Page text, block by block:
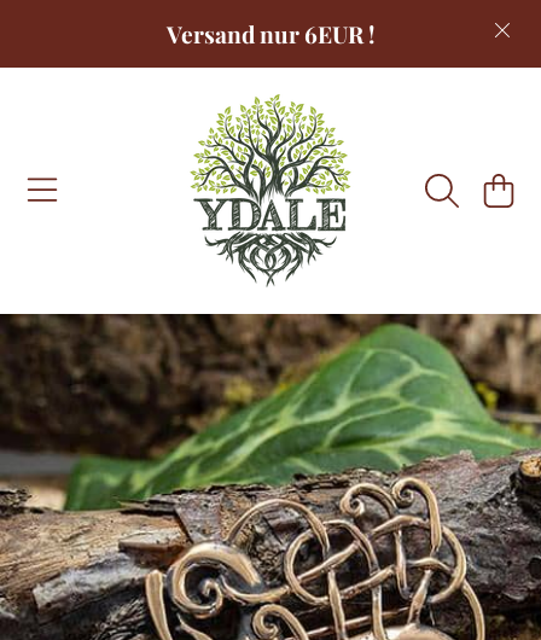
DIREKT ZUM INHALTVersand nur 6EUR !
DIREKT ZU DEN PRODUKTINFORMATIONEN